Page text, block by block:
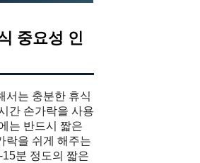
중요성 인
서는 충분한 휴식
간 손가락을 사용
는 반드시 짧은
락을 쉬게 해주는
분 정도의 짧은